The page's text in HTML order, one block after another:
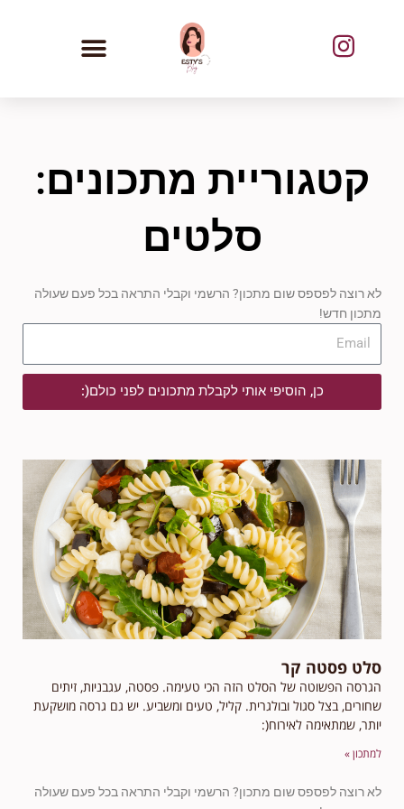
קטגוריית מתכונים:
סלטים
לא רוצה לפספס שום מתכון? הרשמי וקבלי התראה בכל פעם שעולה
מתכון חדש!
כן, הוסיפי אותי לקבלת מתכונים לפני כולם(:
סלט פסטה קר
הגרסה הפשוטה של הסלט הזה הכי טעימה. פסטה, עגבניות, זיתים
שחורים, בצל סגול ובולגרית. קליל, טעים ומשביע. יש גם גרסה מושקעת
יותר, שמתאימה לאירוח(:
למתכון »
לא רוצה לפספס שום מתכון? הרשמי וקבלי התראה בכל פעם שעולה